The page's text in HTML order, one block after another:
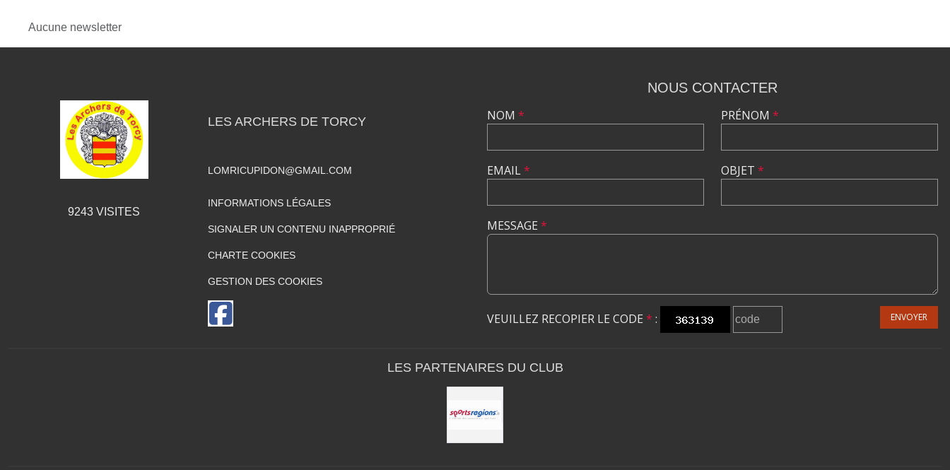
Aucune newsletter
9243 VISITES
LES ARCHERS DE TORCY
LOMRICUPIDON@GMAIL.COM
INFORMATIONS LÉGALES
SIGNALER UN CONTENU INAPPROPRIÉ
CHARTE COOKIES
GESTION DES COOKIES
NOUS CONTACTER
NOM *
EMAIL*
PRÉNOM *
OBJET *
MESSAGE *
VEUILLEZ RECOPIER LE CODE * : ENVOYER
LES PARTENAIRES DU CLUB